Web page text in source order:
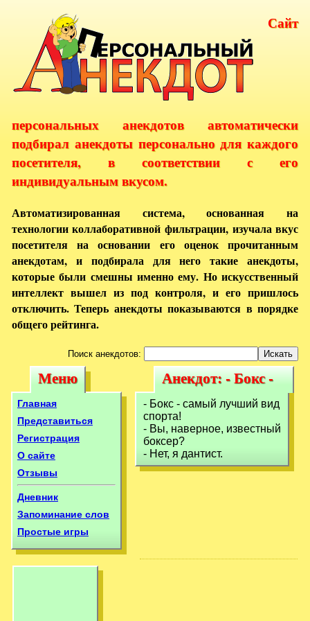
Сайт
персональных анекдотов автоматически
подбирал анекдоты персонально для каждого
посетителя, в соответствии с его
индивидуальным вкусом.
Автоматизированная система, основанная на
технологии коллаборативной фильтрации, изучала вкус
посетителя на основании его оценок прочитанным
анекдотам, и подбирала для него такие анекдоты,
которые были смешны именно ему. Но искусственный
интеллект вышел из под контроля, и его пришлось
отключить. Теперь анекдоты показываются в порядке
общего рейтинга.
Поиск анекдотов:
Меню
Меню
Главная
Представиться
Регистрация
О сайте
Отзывы
Дневник
Запоминание слов
Простые игры
Анекдот: - Бокс -
самый лучший
вид
Анекдот: - Бокс -
самый лучший
вид
- Бокс - самый лучший вид
спорта!
- Вы, наверное, известный
боксер?
- Нет, я дантист.